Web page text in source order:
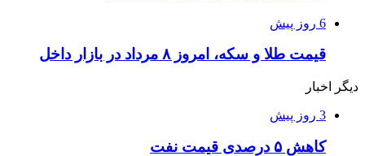
6 روز پیش
قیمت طلا و سکه، امروز ۸ مرداد در بازار داخل
دیگر اخبار
3 روز پیش
کاهش ۵ درصدی قیمت نفت